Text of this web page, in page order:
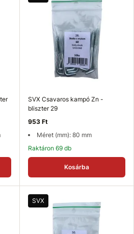
SVX Csavaros kampó Zn -
bliszter 29
953 Ft
Méret (mm): 80 mm
Raktáron 69 db
Kosárba
SVX